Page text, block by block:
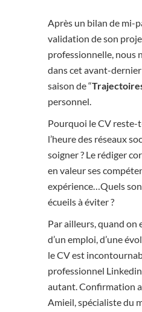
Après un bilan de mi-
validation de son
professionnelle, nous
dans cet avant-
saison de “
personnel.
Pourquoi le CV
l’heure des réseaux
soigner ? Le rédiger
en valeur ses
expérience…Quels
écueils à éviter ?
Par ailleurs, quand on
d’un emploi, d’une
le CV est
professionnel
autant. Confirmation
Amieil, spécialiste du